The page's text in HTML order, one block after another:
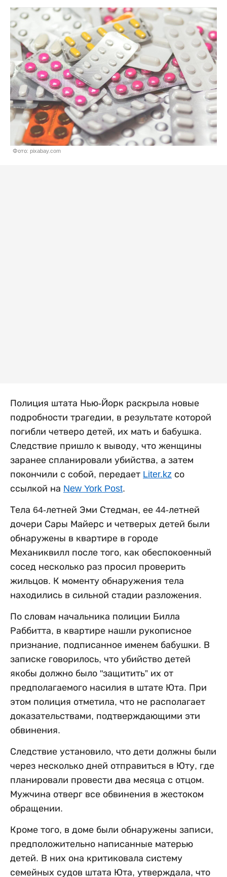
Фото: pixabay.com
Полиция штата Нью-Йорк раскрыла новые
подробности трагедии, в результате которой
погибли четверо детей, их мать и бабушка.
Следствие пришло к выводу, что женщины
заранее спланировали убийства, а затем
покончили с собой, передает Liter.kz со
ссылкой на New York Post.
Тела 64-летней Эми Стедман, ее 44-летней
дочери Сары Майерс и четверых детей были
обнаружены в квартире в городе
Механиквилл после того, как обеспокоенный
сосед несколько раз просил проверить
жильцов. К моменту обнаружения тела
находились в сильной стадии разложения.
По словам начальника полиции Билла
Раббитта, в квартире нашли рукописное
признание, подписанное именем бабушки. В
записке говорилось, что убийство детей
якобы должно было "защитить” их от
предполагаемого насилия в штате Юта. При
этом полиция отметила, что не располагает
доказательствами, подтверждающими эти
обвинения.
Следствие установило, что дети должны были
через несколько дней отправиться в Юту, где
планировали провести два месяца с отцом.
Мужчина отверг все обвинения в жестоком
обращении.
Кроме того, в доме были обнаружены записи,
предположительно написанные матерью
детей. В них она критиковала систему
семейных судов штата Юта, утверждала, что